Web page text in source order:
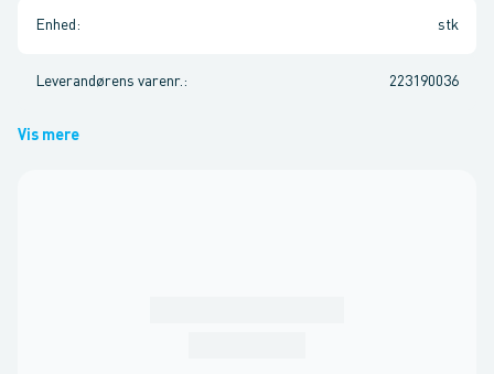
Enhed : stk
Leverandørens varenr. : 223190036
Vis mere